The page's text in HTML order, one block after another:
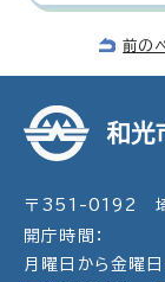
前の
和光
〒351-0192 埼
開庁時間：
月曜日から金曜日